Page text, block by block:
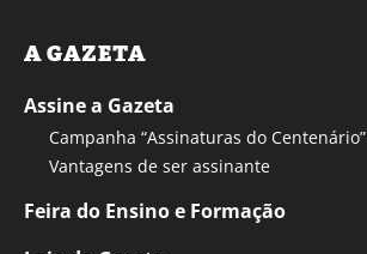
A GAZETA
Assine a Gazeta
Campanha “Assinaturas do Centenário”
Vantagens de ser assinante
Feira do Ensino e Formação